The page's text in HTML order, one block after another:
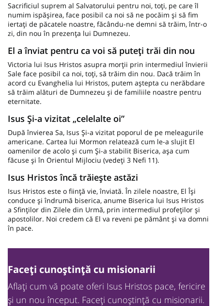
Sacrificiul suprem al Salvatorului pentru noi, toți, pe care îl
numim ispășirea, face posibil ca noi să ne pocăim și să fim
iertați de păcatele noastre, făcându-ne demni să trăim, într-o
zi, din nou în prezența lui Dumnezeu.
El a înviat pentru ca voi să puteți trăi din nou
Victoria lui Isus Hristos asupra morții prin intermediul învierii
Sale face posibil ca noi, toți, să trăim din nou. Dacă trăim în
acord cu Evanghelia lui Hristos, putem aștepta cu nerăbdare
să trăim alături de Dumnezeu și de familiile noastre pentru
eternitate.
Isus Și-a vizitat „celelalte oi”
După învierea Sa, Isus Și-a vizitat poporul de pe meleagurile
americane. Cartea lui Mormon relatează cum le-a slujit El
oamenilor de acolo și cum Și-a stabilit Biserica, așa cum
făcuse și în Orientul Mijlociu (vedeți 3 Nefi 11).
Isus Hristos încă trăiește astăzi
Isus Hristos este o ființă vie, înviată. În zilele noastre, El Își
conduce și îndrumă biserica, anume Biserica lui Isus Hristos
a Sfinților din Zilele din Urmă, prin intermediul profeților și
apostolilor. Noi credem că El va reveni pe pământ și va domni
în pace.
Faceți cunoștință cu misionarii
Aflați cum vă poate oferi Isus Hristos pace, fericire
și un nou început. Faceți cunoștință cu misionarii.